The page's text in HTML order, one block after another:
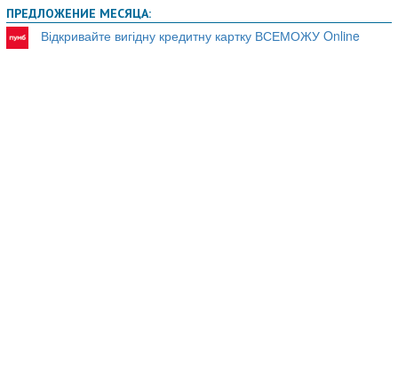
ПРЕДЛОЖЕНИЕ МЕСЯЦА:
Відкривайте вигідну кредитну картку ВСЕМОЖУ Online